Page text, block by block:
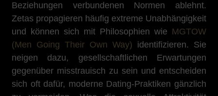
Beziehungen verbundenen Normen ablehnt.
Zetas propagieren häufig extreme Unabhängigkeit
und können sich mit Philosophien wie MGTOW
(Men Going Their Own Way) identifizieren. Sie
neigen dazu, gesellschaftlichen Erwartungen
gegenüber misstrauisch zu sein und entscheiden
sich oft dafür, moderne Dating-Praktiken gänzlich